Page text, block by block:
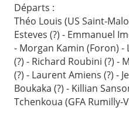
Départs :
Théo Louis (US Saint-
Esteves (?) - Emmanuel
- Morgan Kamin (Foron) -
(?) - Richard Roubini (?) -
(?) - Laurent Amiens (?) -
Boukaka (?) - Killian
Tchenkoua (GFA Rumilly-